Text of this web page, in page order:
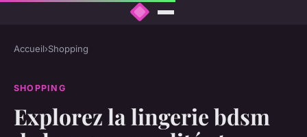
Accueil›Shopping
SHOPPING
Explorez la lingerie bdsm